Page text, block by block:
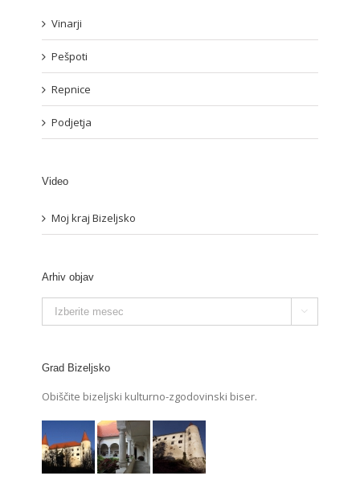
Vinarji
Pešpoti
Repnice
Podjetja
Video
Moj kraj Bizeljsko
Arhiv objav
Arhiv

Grad Bizeljsko
Obiščite bizeljski kulturno-zgodovinski biser.